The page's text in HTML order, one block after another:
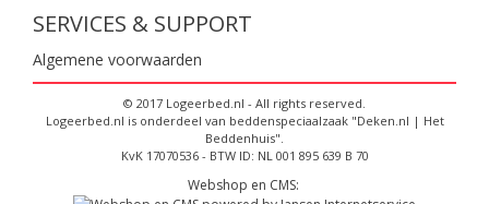
SERVICES & SUPPORT
Algemene voorwaarden
© 2017 Logeerbed.nl - All rights reserved.
Logeerbed.nl is onderdeel van beddenspeciaalzaak "Deken.nl | Het
Beddenhuis".
KvK 17070536 - BTW ID: NL 001 895 639 B 70
Webshop en CMS: